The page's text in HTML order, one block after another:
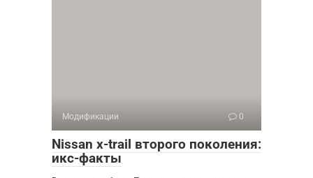
Модификации 0
Nissan x-trail второго поколения:
икс-факты